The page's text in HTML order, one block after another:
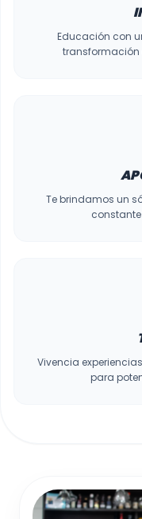
Educación con
transformación
Te brindamos un
Vivencia
para